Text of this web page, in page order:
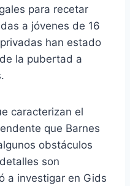
para recetar
a jóvenes de 16
han estado
la pubertad a
caracterizan el
que Barnes
obstáculos
son
a investigar en Gids